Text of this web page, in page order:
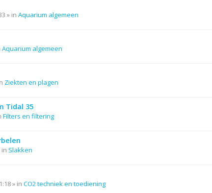
» in Aquarium algemeen
Aquarium algemeen
Ziekten en plagen
Tidal 35
Filters en filtering
in Slakken
» in CO2 techniek en toediening